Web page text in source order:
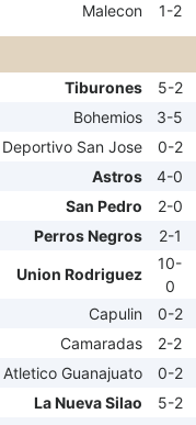
Malecon
1-2
Tiburones
5-2
Bohemios
3-5
Deportivo San Jose
0-2
Astros
4-0
San Pedro
2-0
Perros Negros
2-1
Union Rodriguez
10-
0
Capulin 0-2
Camaradas
2-2
Atletico Guanajuato
0-2
La Nueva Silao
5-2